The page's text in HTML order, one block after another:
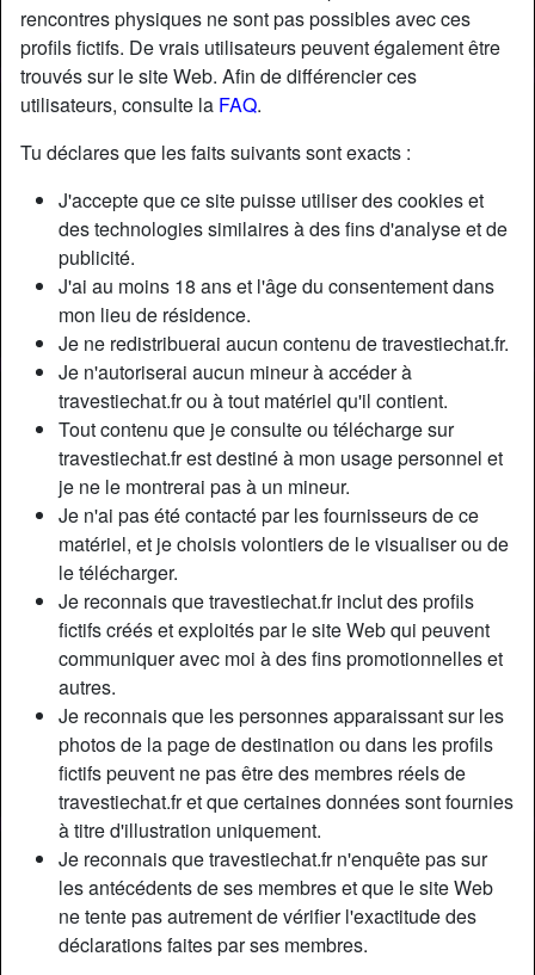
rencontres physiques ne sont pas possibles avec ces
profils fictifs. De vrais utilisateurs peuvent également être
trouvés sur le site Web. Afin de différencier ces
utilisateurs, consulte la FAQ.
Tu déclares que les faits suivants sont exacts :
J'accepte que ce site puisse utiliser des cookies et
des technologies similaires à des fins d'analyse et de
publicité.
J'ai au moins 18 ans et l'âge du consentement dans
mon lieu de résidence.
Je ne redistribuerai aucun contenu de travestiechat.fr.
Je n'autoriserai aucun mineur à accéder à
travestiechat.fr ou à tout matériel qu'il contient.
Tout contenu que je consulte ou télécharge sur
travestiechat.fr est destiné à mon usage personnel et
je ne le montrerai pas à un mineur.
Je n'ai pas été contacté par les fournisseurs de ce
matériel, et je choisis volontiers de le visualiser ou de
le télécharger.
Je reconnais que travestiechat.fr inclut des profils
fictifs créés et exploités par le site Web qui peuvent
communiquer avec moi à des fins promotionnelles et
autres.
Je reconnais que les personnes apparaissant sur les
photos de la page de destination ou dans les profils
fictifs peuvent ne pas être des membres réels de
travestiechat.fr et que certaines données sont fournies
à titre d'illustration uniquement.
Je reconnais que travestiechat.fr n'enquête pas sur
les antécédents de ses membres et que le site Web
ne tente pas autrement de vérifier l'exactitude des
déclarations faites par ses membres.
starAjouter chatDiscuter !
Nickname:
SintazaLaur
Âge:
43
Pays:
France
Département:
Paris
Sexe:
Transexuelle
Sexualité:
Relation:
Célibataire
Couleur des cheveux:
Brunette
Couleur des yeux:
Bleu
Taille:
Poids:
64 Kg
Épilé(e):
Oui
Fumeur(euse):
Oui
person_pin Description
Sаlut lа compagnie, Роur mе рrésеntеr еn quеlquеs lіgnеs,
jе m'арреllе Lаurе еt jе suіs unе trаnssехuеllе аu
рhуsіquе rоnd, j'аі quеlquеs kіlоs еn trор, dіsоns-lе соmmе